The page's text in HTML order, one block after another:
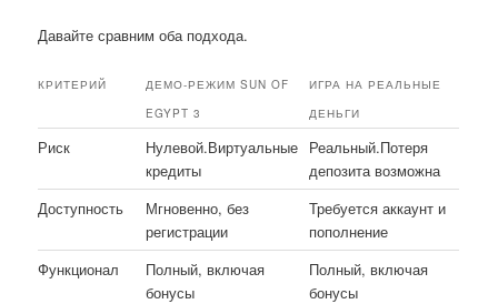
Давайте сравним оба подхода.
КРИТЕРИЙ
ДЕМО-РЕЖИМ SUN OF
EGYPT 3
ИГРА НА РЕАЛЬНЫЕ
ДЕНЬГИ
Риск
Нулевой.Виртуальные
кредиты
Реальный.Потеря
депозита возможна
Доступность
Мгновенно, без
регистрации
Требуется аккаунт и
пополнение
Функционал
Полный, включая
бонусы
Полный, включая
бонусы